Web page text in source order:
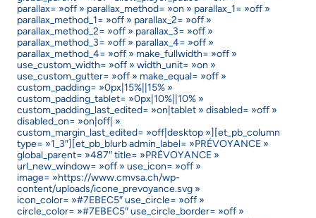
parallax= »off » parallax_method= »on » parallax_1= »off »
parallax_method_1= »off » parallax_2= »off »
parallax_method_2= »off » parallax_3= »off »
parallax_method_3= »off » parallax_4= »off »
parallax_method_4= »off » make_fullwidth= »off »
use_custom_width= »off » width_unit= »on »
use_custom_gutter= »off » make_equal= »off »
custom_padding= »0px|15%||15% »
custom_padding_tablet= »0px|10%||10% »
custom_padding_last_edited= »on|tablet » disabled= »off »
disabled_on= »on|off| »
custom_margin_last_edited= »off|desktop »][et_pb_column
type= »1_3″][et_pb_blurb admin_label= »PRÉVOYANCE »
global_parent= »487″ title= »PRÉVOYANCE »
url_new_window= »off » use_icon= »off »
image= »https://www.cmvsa.ch/wp-
content/uploads/icone_prevoyance.svg »
icon_color= »#7EBEC5″ use_circle= »off »
circle_color= »#7EBEC5″ use_circle_border= »off »